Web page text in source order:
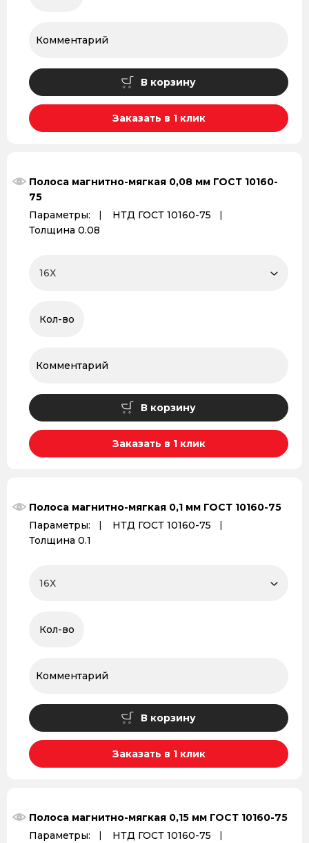
В корзину
Заказать в 1 клик
Полоса магнитно-мягкая 0,08 мм ГОСТ 10160-
75
Параметры:
НТД ГОСТ 10160-75
Толщина 0.08
В корзину
Заказать в 1 клик
Полоса магнитно-мягкая 0,1 мм ГОСТ 10160-75
Параметры:
НТД ГОСТ 10160-75
Толщина 0.1
В корзину
Заказать в 1 клик
Полоса магнитно-мягкая 0,15 мм ГОСТ 10160-75
Параметры:
НТД ГОСТ 10160-75